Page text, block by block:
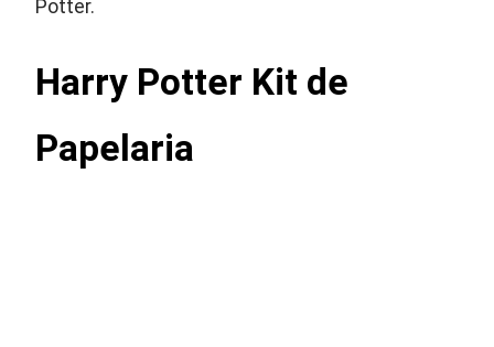
Potter.
Harry Potter Kit de
Papelaria